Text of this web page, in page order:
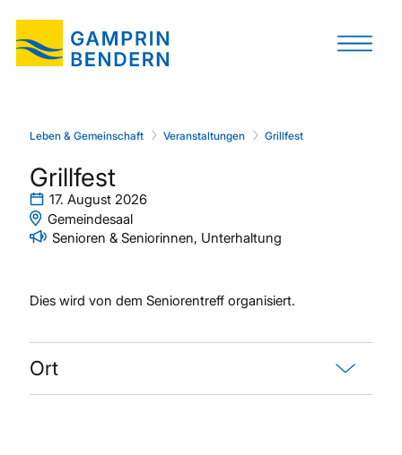
Leben & Gemeinschaft Veranstaltungen Grillfest
Grillfest
17. August 2026
Gemeindesaal
Senioren & Seniorinnen, Unterhaltung
Dies wird von dem Seniorentreff organisiert.
Ort